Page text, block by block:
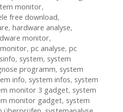
monitor,
free download,
, hardware analyse,
monitor,
, pc analyse, pc
, system, system
programm, system
info, system infos, system
monitor 3 gadget, system
monitor gadget, system